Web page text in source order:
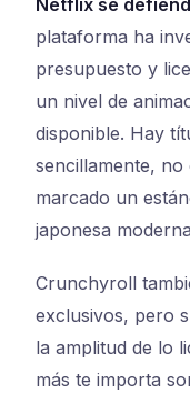
plataforma ha
presupuesto y
un nivel de
disponible. Hay
sencillamente,
marcado un
japonesa
Crunchyroll
exclusivos, pero
la amplitud de lo
más te importa